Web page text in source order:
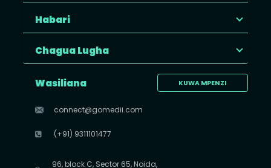
Habari
Chagua Lugha
KUWA MPENZI
Wasiliana
connect@gomedii.com
(+91) 9311101477
96, block C, Sector 65, Noida,